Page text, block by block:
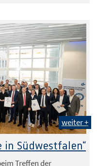
weiter +
in Südwestfalen“
Treffen der